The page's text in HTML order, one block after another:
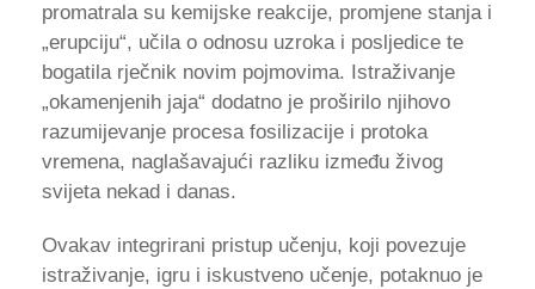
promatrala su kemijske reakcije, promjene stanja i
„erupciju“, učila o odnosu uzroka i posljedice te
bogatila rječnik novim pojmovima. Istraživanje
„okamenjenih jaja“ dodatno je proširilo njihovo
razumijevanje procesa fosilizacije i protoka
vremena, naglašavajući razliku između živog
svijeta nekad i danas.
Ovakav integrirani pristup učenju, koji povezuje
istraživanje, igru i iskustveno učenje, potaknuo je